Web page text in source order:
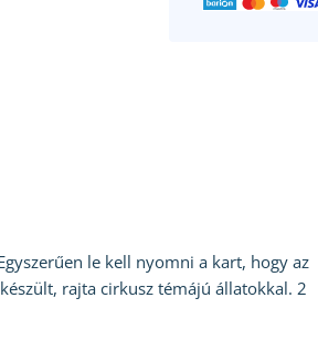
le kell nyomni a kart, hogy az
rajta cirkusz témájú állatokkal. 2